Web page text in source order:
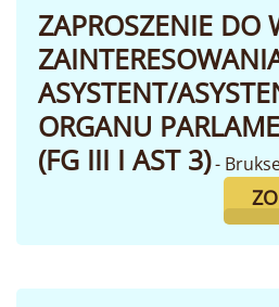
ZAPROSZENIE DO
ASYSTENT/
ORGANU
(FG III I AST 3)-